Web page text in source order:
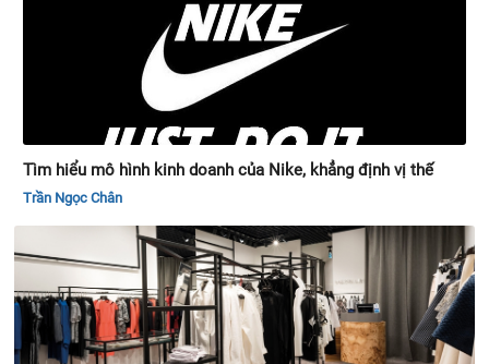
Tìm hiểu mô hình kinh doanh của Nike, khẳng định vị thế
Trần Ngọc Chân